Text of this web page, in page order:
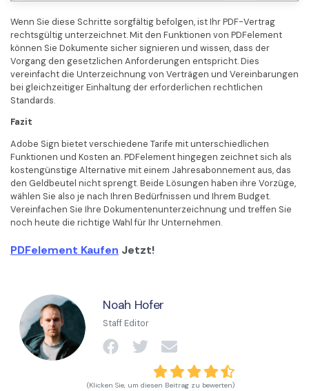
Wenn Sie diese Schritte sorgfältig befolgen, ist Ihr PDF-Vertrag
rechtsgültig unterzeichnet. Mit den Funktionen von PDFelement
können Sie Dokumente sicher signieren und wissen, dass der
Vorgang den gesetzlichen Anforderungen entspricht. Dies
vereinfacht die Unterzeichnung von Verträgen und Vereinbarungen
bei gleichzeitiger Einhaltung der erforderlichen rechtlichen
Standards.
Fazit
Adobe Sign bietet verschiedene Tarife mit unterschiedlichen
Funktionen und Kosten an. PDFelement hingegen zeichnet sich als
kostengünstige Alternative mit einem Jahresabonnement aus, das
den Geldbeutel nicht sprengt. Beide Lösungen haben ihre Vorzüge,
wählen Sie also je nach Ihren Bedürfnissen und Ihrem Budget.
Vereinfachen Sie Ihre Dokumentenunterzeichnung und treffen Sie
noch heute die richtige Wahl für Ihr Unternehmen.
PDFelement Kaufen Jetzt!
Noah Hofer
Staff Editor
(Klicken Sie, um diesen Beitrag zu bewerten)